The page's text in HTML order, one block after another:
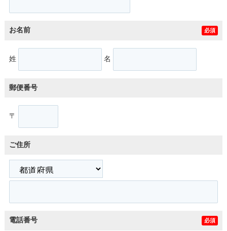
お名前 必須
姓 名
郵便番号
〒
ご住所
電話番号 必須